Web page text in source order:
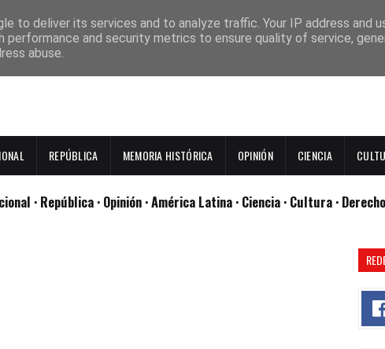
REPÚBLICA MEMORIA HISTÓRICA OPINIÓN CIENCIA
· República · Opinión · América Latina · Ciencia · Cultura ·
to deliver its services and to analyze traffic. Your IP address and
performance and security metrics to ensure quality of service,
abuse.